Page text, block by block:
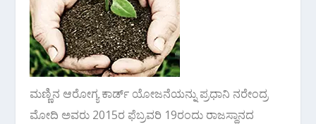
ಮಣ್ಣಿನ ಆರೋಗ್ಯ ಕಾರ್ಡ್ ಯೋಜನೆಯನ್ನು ಪ್ರಧಾನಿ ನರೇಂದ್ರ
ಮೋದಿ ಅವರು 2015ರ ಫೆಬ್ರವರಿ 19ರಂದು ರಾಜಸ್ಥಾನದ